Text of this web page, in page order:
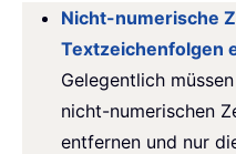
Nicht-numerische
Textzeichenfolgen
Gelegentlich
nicht-numerischen
entfernen und nur